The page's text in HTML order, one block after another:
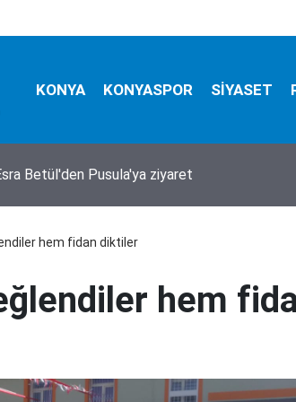
KONYA KONYASPOR SİYASET
Betül'den Pusula'ya ziyaret
hem fidan diktiler
hem